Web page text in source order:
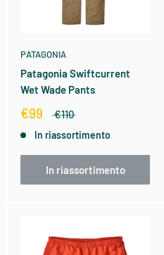
PATAGONIA
Patagonia Swiftcurrent
Wet Wade Pants
€99 €110
In riassortimento
In riassortimento